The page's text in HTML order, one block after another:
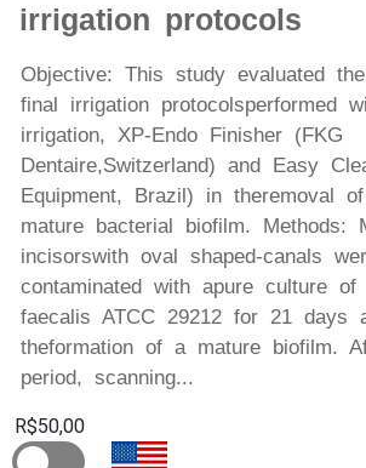
irrigation protocols
Objective: This study evaluated
final irrigation protocols performed
irrigation, XP-Endo Finisher (FKG
Dentaire,Switzerland) and Easy
Equipment, Brazil) in theremoval
mature bacterial biofilm. Methods:
incisorswith oval shaped-canals
contaminated with apure culture of
faecalis ATCC 29212 for 21 days
theformation of a mature biofilm.
period, scanning...
R$50,00